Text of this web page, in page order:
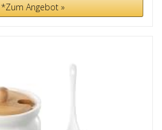
*Zum Angebot »